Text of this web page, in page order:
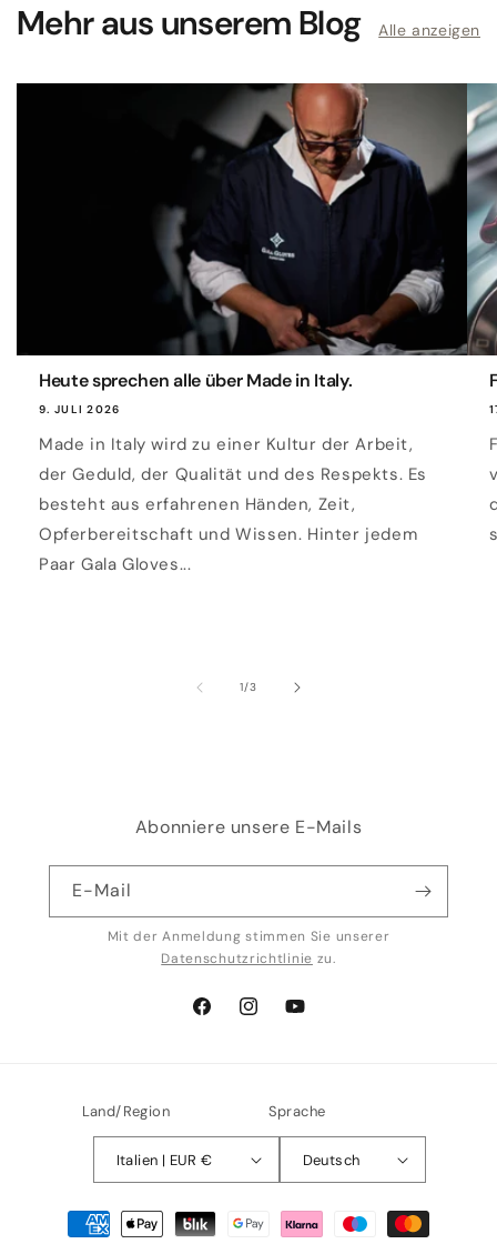
Mehr aus unserem Blog Alle anzeigen
Heute sprechen alle über Made in Italy.
9. JULI 2026
Made in Italy wird zu einer Kultur der Arbeit,
der Geduld, der Qualität und des Respekts. Es
besteht aus erfahrenen Händen, Zeit,
Opferbereitschaft und Wissen. Hinter jedem
Paar Gala Gloves...
1/von
3
Abonniere unsere E-Mails
E-Mail
Mit der Anmeldung stimmen Sie unserer
Datenschutzrichtlinie zu.
FacebookInstagramYouTube
Land/Region
Italien | EUR €
Sprache
Deutsch
Zahlungsmethoden